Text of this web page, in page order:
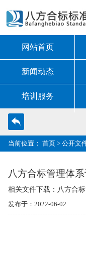
网站首页
新闻动态
培训服务
当前位置： 首页 > 公开文
八方合标管理体
相关文件下载：八方合
发布于：2022-06-02